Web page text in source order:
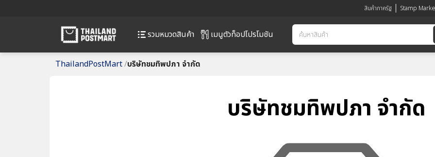
สินค้าภาครัฐ Stamp
รวมหมวดสินค้า เมนูตัวท็อปโปรโมชัน
ThailandPostMart/บริษัทชมทิพปภา จำกัด
บริษัทชมทิพปภา จำกัด